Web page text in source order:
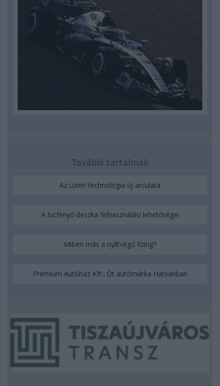
További tartalmak
Az üzleti technológia új arculata
A lucfenyő deszka felhasználási lehetőségei
Miben más a nyíltvégű lízing?
Prémium Autóház Kft.: Öt autómárka Hatvanban